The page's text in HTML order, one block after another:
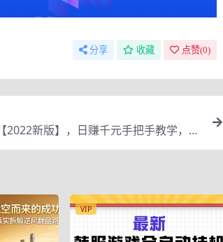
分享 收藏 点赞(0)
2022新版】，日赚千元手把手教学，视
VIP